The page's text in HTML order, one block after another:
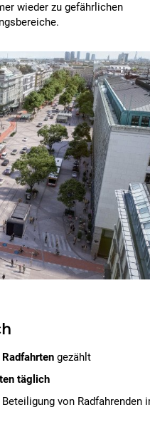
wieder zu gefährlichen
gezählt
täglich
von Radfahrenden